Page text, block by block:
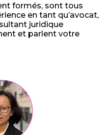
formés, sont tous
en tant qu’avocat,
juridique
et parlent votre